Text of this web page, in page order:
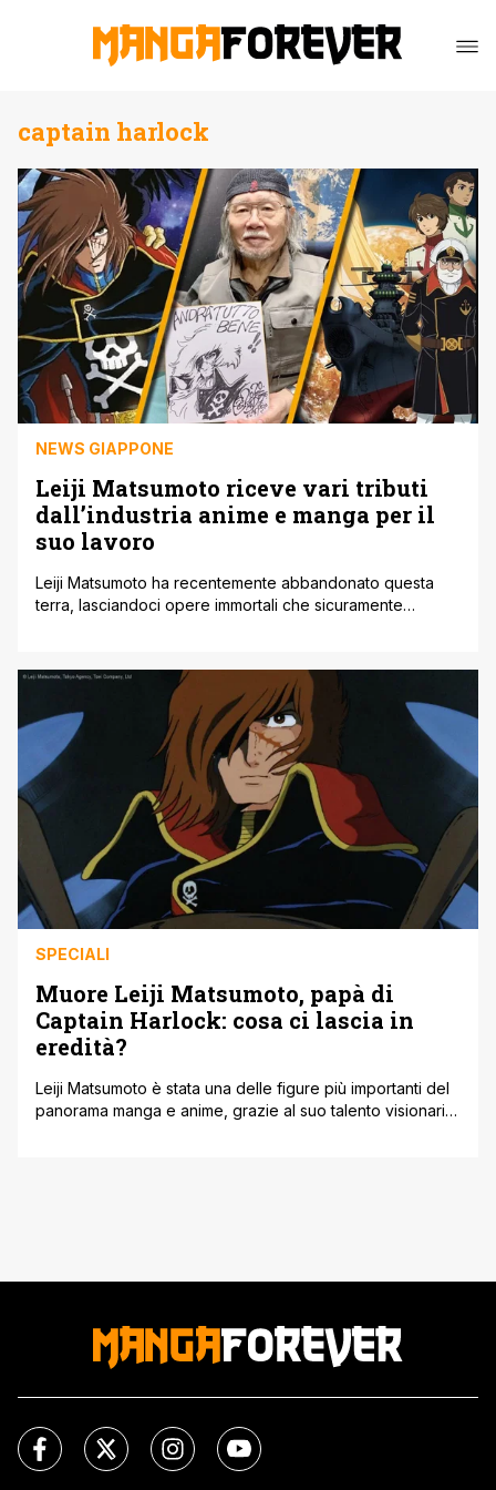
captain harlock
NEWS GIAPPONE
Leiji Matsumoto riceve vari tributi
dall’industria anime e manga per il
suo lavoro
Leiji Matsumoto ha recentemente abbandonato questa
terra, lasciandoci opere immortali che sicuramente
addetti al settore verso il celebre mangaka, uno degli
autori più importanti nell'ambito della fantascienza.
Tramite ANN leggiamo alcuni commenti. Yasuhiro Nightow,
autore [']
SPECIALI
Muore Leiji Matsumoto, papà di
Captain Harlock: cosa ci lascia in
eredità?
Leiji Matsumoto è stata una delle figure più importanti del
panorama manga e anime, grazie al suo talento visionario